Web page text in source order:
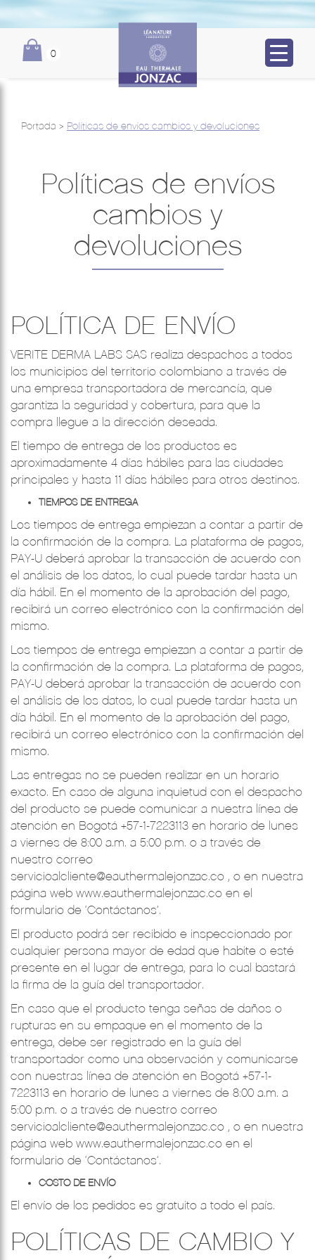
0
Portada > Políticas de envíos cambios y devoluciones
Políticas de envíos
cambios y
devoluciones
POLÍTICA DE ENVÍO
VERITE DERMA LABS SAS realiza despachos a todos
los municipios del territorio colombiano a través de
una empresa transportadora de mercancía, que
garantiza la seguridad y cobertura, para que la
compra llegue a la dirección deseada.
El tiempo de entrega de los productos es
aproximadamente 4 días hábiles para las ciudades
principales y hasta 11 días hábiles para otros destinos.
TIEMPOS DE ENTREGA
Los tiempos de entrega empiezan a contar a partir de
la confirmación de la compra. La plataforma de pagos,
PAY-U deberá aprobar la transacción de acuerdo con
el análisis de los datos, lo cual puede tardar hasta un
día hábil. En el momento de la aprobación del pago,
recibirá un correo electrónico con la confirmación del
mismo.
Los tiempos de entrega empiezan a contar a partir de
la confirmación de la compra. La plataforma de pagos,
PAY-U deberá aprobar la transacción de acuerdo con
el análisis de los datos, lo cual puede tardar hasta un
día hábil. En el momento de la aprobación del pago,
recibirá un correo electrónico con la confirmación del
mismo.
Las entregas no se pueden realizar en un horario
exacto. En caso de alguna inquietud con el despacho
del producto se puede comunicar a nuestra línea de
atención en Bogotá +57-1-7223113 en horario de lunes
a viernes de 8:00 a.m. a 5:00 p.m. o a través de
nuestro correo
servicioalcliente@eauthermalejonzac.co , o en nuestra
página web www.eauthermalejonzac.co en el
formulario de ‘Contáctanos’.
El producto podrá ser recibido e inspeccionado por
cualquier persona mayor de edad que habite o esté
presente en el lugar de entrega, para lo cual bastará
la firma de la guía del transportador.
En caso que el producto tenga señas de daños o
rupturas en su empaque en el momento de la
entrega, debe ser registrado en la guía del
transportador como una observación y comunicarse
con nuestras línea de atención en Bogotá +57-1-
7223113 en horario de lunes a viernes de 8:00 a.m. a
5:00 p.m. o a través de nuestro correo
servicioalcliente@eauthermalejonzac.co , o en nuestra
página web www.eauthermalejonzac.co en el
formulario de ‘Contáctanos’.
COSTO DE ENVÍO
El envío de los pedidos es gratuito a todo el país.
POLÍTICAS DE CAMBIO Y